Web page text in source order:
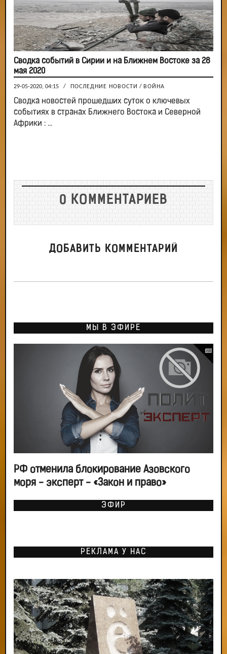
Сводка событий в Сирии и на Ближнем Востоке за 28
мая 2020
29-05-2020, 04:15 / ПОСЛЕДНИЕ НОВОСТИ / ВОЙНА
Сводка новостей прошедших суток о ключевых
событиях в странах Ближнего Востока и Северной
Африки : ...
0 КОММЕНТАРИЕВ
ДОБАВИТЬ КОММЕНТАРИЙ
МЫ В ЭФИРЕ
РФ отменила блокирование Азовского
моря - эксперт - «Закон и право»
ЭФИР
РЕКЛАМА У НАС